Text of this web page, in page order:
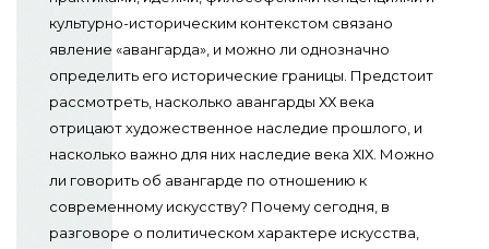
культурно-историческим контекстом связано
явление «авангарда», и можно ли однозначно
определить его исторические границы. Предстоит
рассмотреть, насколько авангарды ХХ века
отрицают художественное наследие прошлого, и
насколько важно для них наследие века ХIХ. Можно
ли говорить об авангарде по отношению к
современному искусству? Почему сегодня, в
разговоре о политическом характере искусства,